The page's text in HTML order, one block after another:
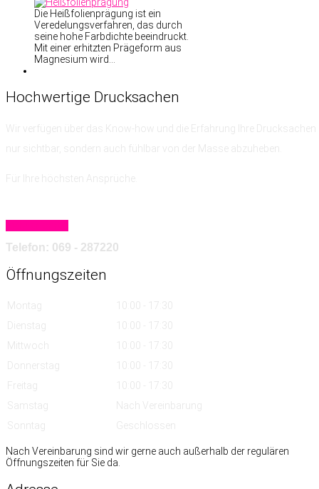
Die Heißfolienprägung ist ein
Veredelungsverfahren, das durch
seine hohe Farbdichte beeindruckt.
Mit einer erhitzten Prägeform aus
Magnesium wird…
Hochwertige Drucksachen
Wir verfügen über das Know-how und die Erfahrung Ihre
nur sichtbar, sondern auch fühlbar von der Masse abzuheben.
Für Ihre höchsten Ansprüche.
Telefon: 069 - 287220
Öffnungszeiten
Montag
10:00 - 17:30
Dienstag
10:00 - 17:30
Mittwoch
10:00 - 17:30
Donnerstag
10:00 - 17:30
Freitag
10:00 - 17:30
Samstag
Nach Vereinbarung
Sonntag
Geschlossen
Nach Vereinbarung sind wir gerne auch außerhalb der regulären
Öffnungszeiten für Sie da.